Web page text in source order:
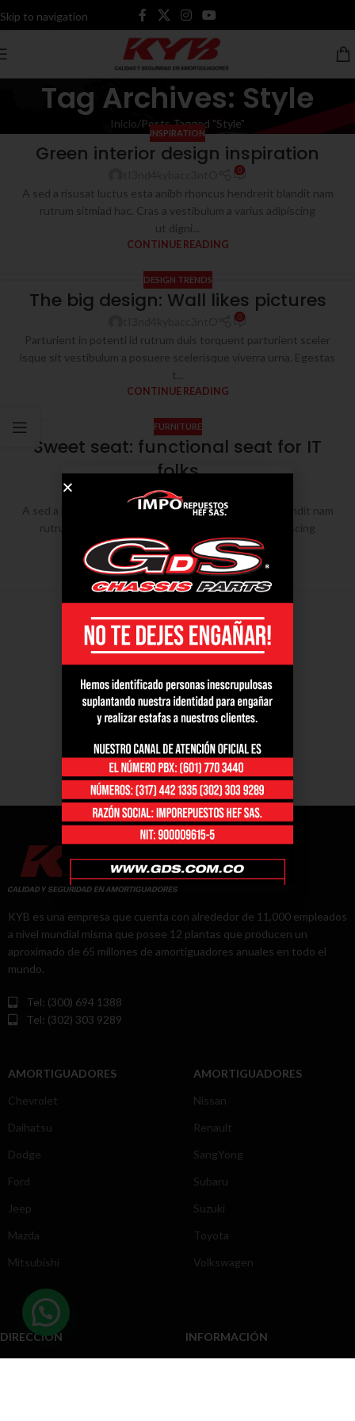
Skip to navigation
Skip to main content
Tag Archives: Style
Inicio Posts Tagged "Style"
INSPIRATION
Green interior design inspiration
0
A sed a risusat luctus esta anibh rhoncus hendrerit blandit nam
rutrum sitmiad hac. Cras a vestibulum a varius adipiscing
ut digni...
CONTINUE READING
DESIGN TRENDS
The big design: Wall likes pictures
0
Parturient in potenti id rutrum duis torquent parturient sceler
isque sit vestibulum a posuere scelerisque viverra urna. Egestas
t...
CONTINUE READING
FURNITURE
Sweet seat: functional seat for IT
folks
tI3nd4kybacc3ntO
A sed a risusat luctus esta anibh rhoncus hendrerit blandit nam
rutrum sitmiad hac. Cras a vestibulum a varius adipiscing
ut digni...
CONTINUE READING
KYB es una empresa que cuenta con alrededor de 11,000 empleados
a nivel mundial misma que posee 12 plantas que producen un
aproximado de 65 millones de amortiguadores anuales en todo el
mundo.
Tel: (300) 694 1388
Tel: (302) 303 9289
AMORTIGUADORES
Chevrolet
Daihatsu
Dodge
Ford
Jeep
Mazda
Mitsubishi
AMORTIGUADORES
Nissan
Renault
SangYong
Subaru
Suzuki
Toyota
Volkswagen
DIRECCIÓN
INFORMACIÓN